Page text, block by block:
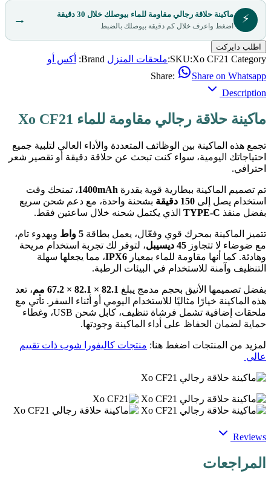
⚡ ماكينة حلاقة رجالي مقاومة للماء بيوصلك خلال 30 دقيقة
اضغط واعرف خلال كم دقيقة بيوصلك بالضبط →
اطلب دايركت
SKU:Xo CF21 Category: ملحقات المنزل Brand:
أكس أو
Share:
Share on Whatsapp
Description
ماكينة حلاقة رجالي مقاومة للماء Xo CF21
تجمع هذه الماكينة بين الوظائف المتعددة والأداء العالي لتلبية جميع
احتياجاتك اليومية، سواء كنت تبحث عن حلاقة دقيقة أو تقصير شعر
احترافي.
تم تصميم الماكينة ببطارية قوية بقدرة 1400mAh، تمنحك وقت
استخدام يصل إلى 150 دقيقة
بشحنة واحدة، مع دعم شحن سريع
بفضل منفذ TYPE-C الذي يكتمل شحنه خلال ساعتين فقط.
تتميز الماكينة بمحرك قوي وفعّال، يعمل بطاقة 5 واط
وبهدوء تام،
مع ضوضاء لا تتجاوز 45 ديسيبل
، لتوفر لك تجربة استخدام مريحة
وهادئة. كما أنها مقاومة للماء بمعيار IPX6، مما يجعلها سهلة
التنظيف وآمنة للاستخدام في البيئات الرطبة.
بفضل تصميمها الأنيق بحجم مدمج يبلغ 82.1 × 82.1 × 67.2 مم
، تعد
هذه الماكينة خيارًا مثاليًا للاستخدام اليومي أو أثناء السفر. تأتي مع
ملحقات إضافية تشمل فرشاة تنظيف، كابل شحن USB، وغطاء
حماية لضمان الحفاظ على أداء الماكينة وجودتها.
لمزيد من المنتجات اضغط هنا: منتجات كاليفورا شوب ذات تقييم
عالي
Reviews
المراجعات